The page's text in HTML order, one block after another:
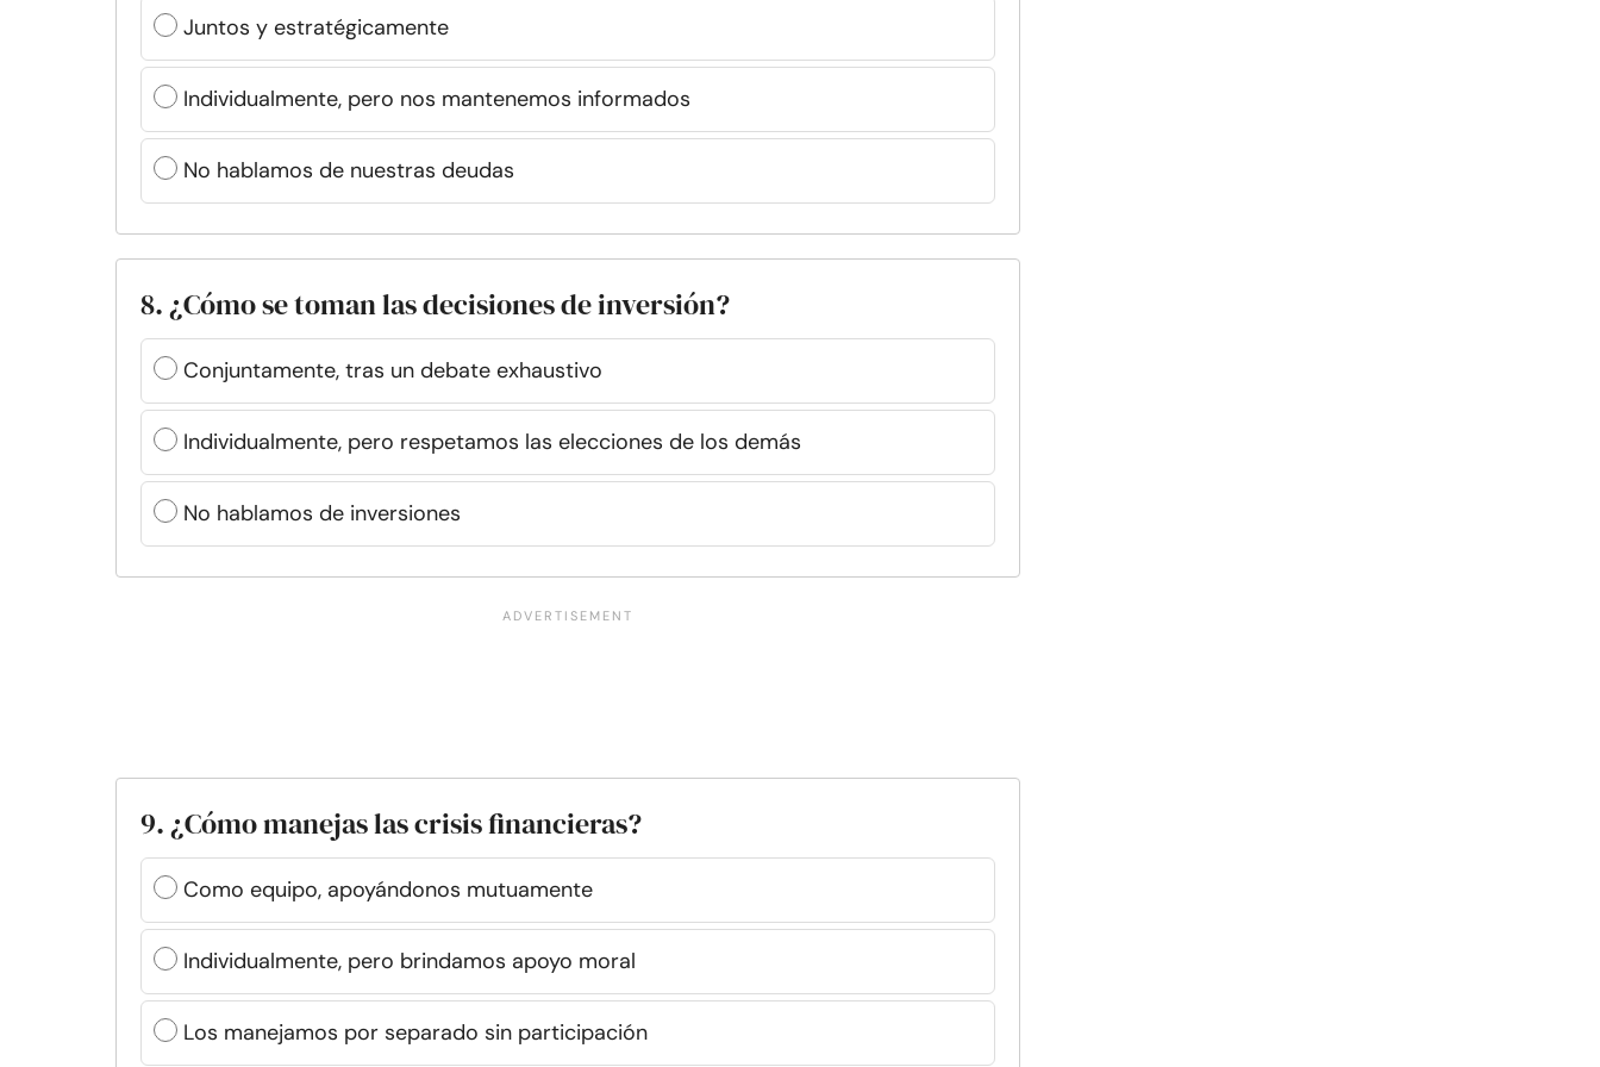
Juntos y estratégicamente
Individualmente, pero nos mantenemos informados
No hablamos de nuestras deudas
8. ¿Cómo se toman las decisiones de inversión?
Conjuntamente, tras un debate exhaustivo
Individualmente, pero respetamos las elecciones de los demás
No hablamos de inversiones
9. ¿Cómo manejas las crisis financieras?
Como equipo, apoyándonos mutuamente
Individualmente, pero brindamos apoyo moral
Los manejamos por separado sin participación